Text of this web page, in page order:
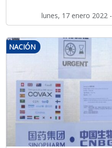
lunes, 17 enero 2022 -
NACIÓN